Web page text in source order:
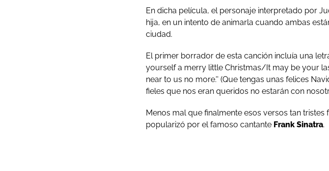
En dicha película, el personaje interpretado por
hija, en un intento de animarla cuando ambas
ciudad.
El primer borrador de esta canción incluía una
yourself a merry little Christmas/It may be your
near to us no more.'' (Que tengas unas felices
fieles que nos eran queridos no estarán con
Menos mal que finalmente esos versos tan
popularizó por el famoso cantante Frank Sinatra.